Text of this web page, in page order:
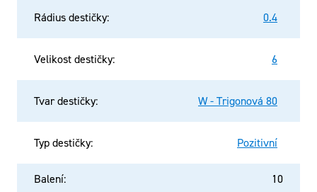
Rádius destičky: 0.4
Velikost destičky: 6
Tvar destičky: W - Trigonová 80
Typ destičky: Pozitivní
Balení: 10